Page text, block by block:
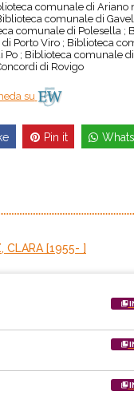
comunale di Ariano
comunale di
comunale di Polesella ;
Porto Viro ; Biblioteca
Po ; Biblioteca comunale
di Rovigo
su
Pin it
CLARA [1955- ]